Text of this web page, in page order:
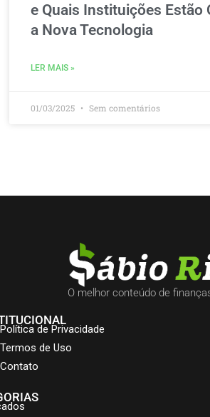
e Quais Instituições Estão
a Nova Tecnologia
LER MAIS »
01/03/2025 Sem comentários
O melhor conteúdo de
Política de Privacidade
Termos de Uso
Contato